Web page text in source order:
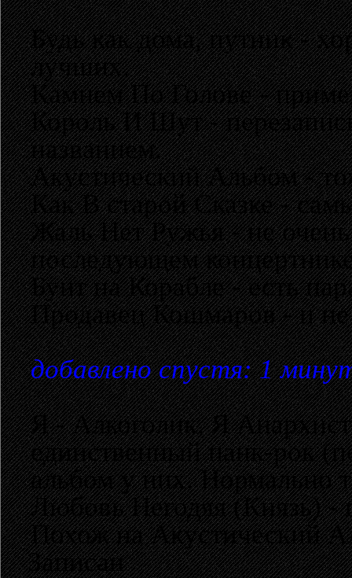
Будь как дома, путник -
лучших.
Камнем По Голове -
Король И Шут -
названием.
Акустический Альбом -
Как В старой Сказке -
Жаль Нет Ружья - не
последующем
Бунт на Корабле - есть
Продавец Кошмаров - и не
добавлено спустя: 1
Я - Алкоголик, Я
единственный панк-рок
альбом у них. Нормально
Любовь Негодяя (Князь)
Похож на Акустический
Записан